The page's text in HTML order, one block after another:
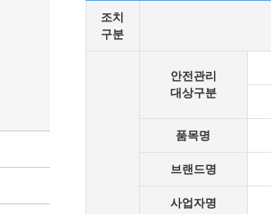
조치
구분
안전관리
대상구분
품목명
브랜드명
사업자명